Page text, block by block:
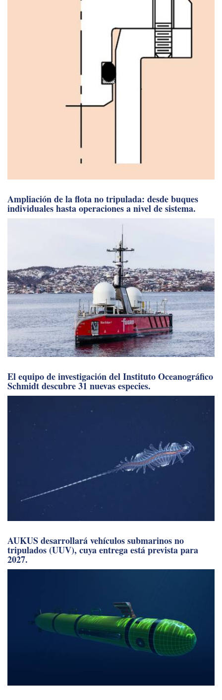
Ampliación de la flota no tripulada: desde buques
individuales hasta operaciones a nivel de sistema.
El equipo de investigación del Instituto Oceanográfico
Schmidt descubre 31 nuevas especies.
AUKUS desarrollará vehículos submarinos no
tripulados (UUV), cuya entrega está prevista para
2027.